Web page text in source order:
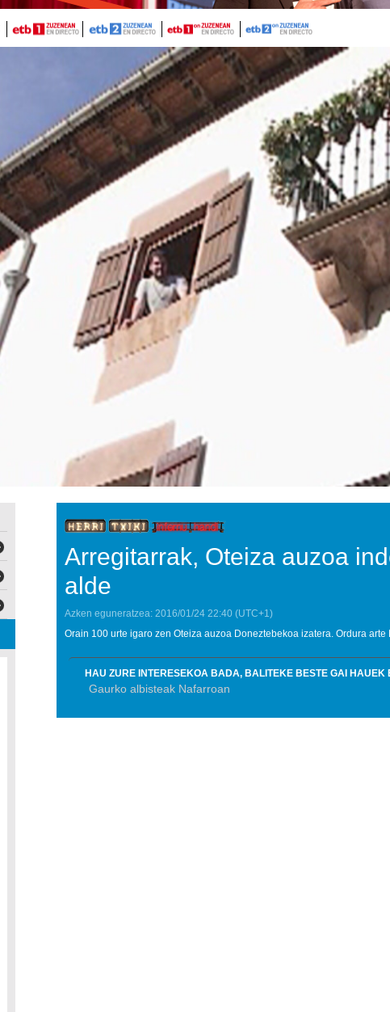
Arregitarrak, Oteiza auzoa
alde
Azken eguneratzea: 2016/01/24 22:40 (UTC+1)
Orain 100 urte igaro zen Oteiza auzoa Doneztebekoa izatera. Ordura arte
HAU ZURE INTERESEKOA BADA, BALITEKE BESTE GAI HAUEK
Gaurko albisteak Nafarroan